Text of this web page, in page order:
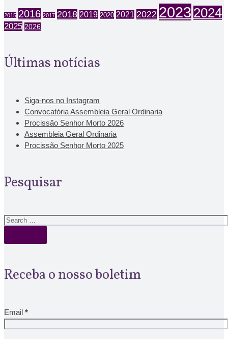
2015 2016 2017 2018 2019 2020 2021 2022 2023 2024
2025 2026
Últimas notícias
Siga-nos no Instagram
Convocatória Assembleia Geral Ordinaria
Procissão Senhor Morto 2026
Assembleia Geral Ordinaria
Procissão Senhor Morto 2025
Pesquisar
Receba o nosso boletim
Email *